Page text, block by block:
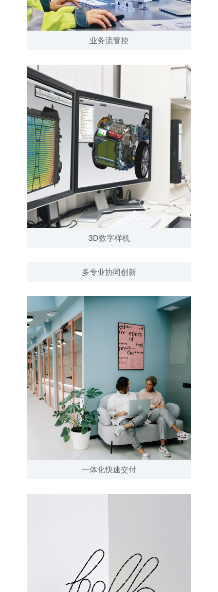
业务流管控
3D数字样机
多专业协同创新
一体化快速交付